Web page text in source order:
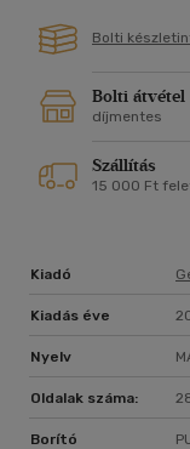
Bolti
Bolti átvétel
díjmentes
Szállítás
15 000 Ft
Kiadó
Kiadás éve
Nyelv
Oldalak száma:
Borító